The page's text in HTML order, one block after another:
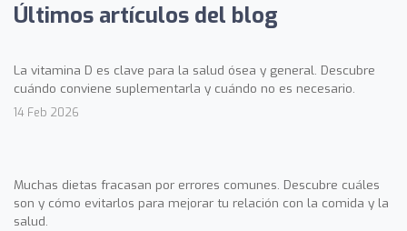
Últimos artículos del blog
La vitamina D es clave para la salud ósea y general. Descubre
cuándo conviene suplementarla y cuándo no es necesario.
14 Feb 2026
Muchas dietas fracasan por errores comunes. Descubre cuáles
son y cómo evitarlos para mejorar tu relación con la comida y la
salud.